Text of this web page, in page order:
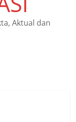
Aktual dan